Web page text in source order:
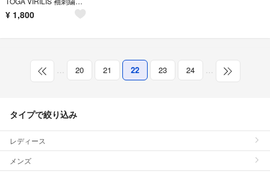
¥ 1,800
… 20 21 22 23 24 …
タイプで絞り込み
レディース
メンズ